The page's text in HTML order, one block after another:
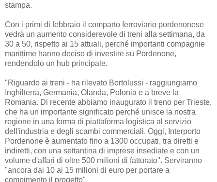
stampa.
Con i primi di febbraio il comparto ferroviario pordenonese
vedrà un aumento considerevole di treni alla settimana, da
30 a 50, rispetto ai 15 attuali, perché importanti compagnie
marittime hanno deciso di investire su Pordenone,
rendendolo un hub principale.
"Riguardo ai treni - ha rilevato Bortolussi - raggiungiamo
Inghilterra, Germania, Olanda, Polonia e a breve la
Romania. Di recente abbiamo inaugurato il treno per Trieste,
che ha un importante significato perché unisce la nostra
regione in una forma di piattaforma logistica al servizio
dell'industria e degli scambi commerciali. Oggi, Interporto
Pordenone è aumentato fino a 1300 occupati, tra diretti e
indiretti, con una settantina di imprese insediate e con un
volume d'affari di oltre 500 milioni di fatturato". Serviranno
"ancora dai 10 ai 15 milioni di euro per portare a
compimento il progetto".